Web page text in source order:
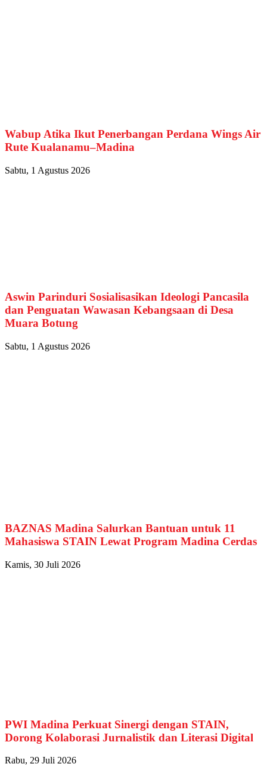
Wabup Atika Ikut Penerbangan Perdana Wings Air
Rute Kualanamu–Madina
Sabtu, 1 Agustus 2026
Aswin Parinduri Sosialisasikan Ideologi Pancasila
dan Penguatan Wawasan Kebangsaan di Desa
Muara Botung
Sabtu, 1 Agustus 2026
BAZNAS Madina Salurkan Bantuan untuk 11
Mahasiswa STAIN Lewat Program Madina Cerdas
Kamis, 30 Juli 2026
PWI Madina Perkuat Sinergi dengan STAIN,
Dorong Kolaborasi Jurnalistik dan Literasi Digital
Rabu, 29 Juli 2026